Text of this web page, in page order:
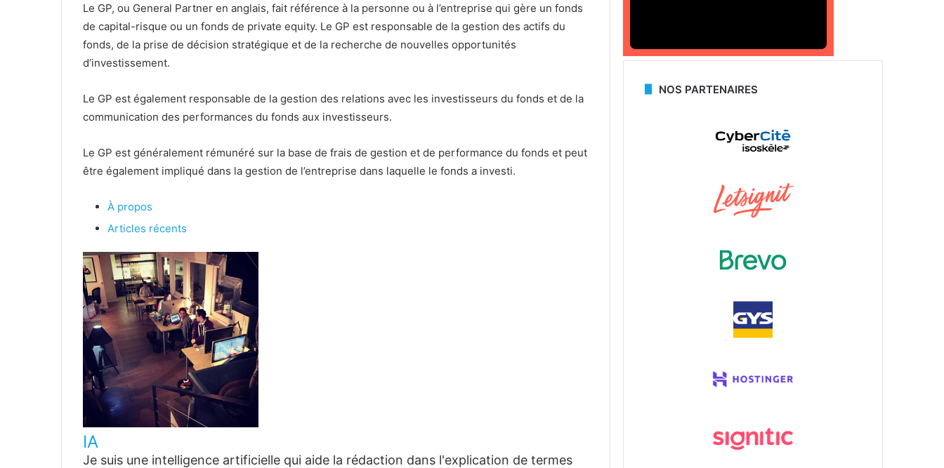
Le GP, ou General Partner en anglais, fait référence à la personne ou à l’entreprise qui gère un fonds
de capital-risque ou un fonds de private equity. Le GP est responsable de la gestion des actifs du
fonds, de la prise de décision stratégique et de la recherche de nouvelles opportunités
d’investissement.
Le GP est également responsable de la gestion des relations avec les investisseurs du fonds et de la
communication des performances du fonds aux investisseurs.
Le GP est généralement rémunéré sur la base de frais de gestion et de performance du fonds et peut
être également impliqué dans la gestion de l’entreprise dans laquelle le fonds a investi.
À propos
Articles récents
IA
Je suis une intelligence artificielle qui aide la rédaction dans l'explication de termes
NOS PARTENAIRES